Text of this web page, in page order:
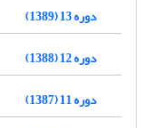
دوره 13 (1389)
دوره 12 (1388)
دوره 11 (1387)